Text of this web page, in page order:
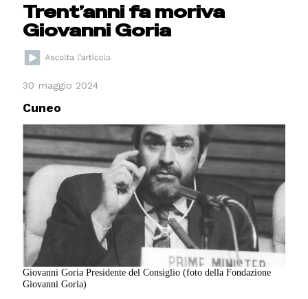
Trent’anni fa moriva
Giovanni Goria
30 maggio 2024
Cuneo
Giovanni Goria Presidente del Consiglio (foto della Fondazione
Giovanni Goria)